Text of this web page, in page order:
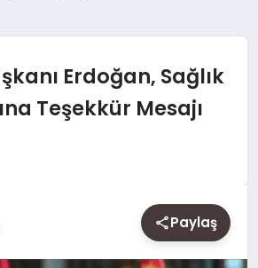
Erdoğan, Sağlık
Teşekkür Mesajı
Paylaş